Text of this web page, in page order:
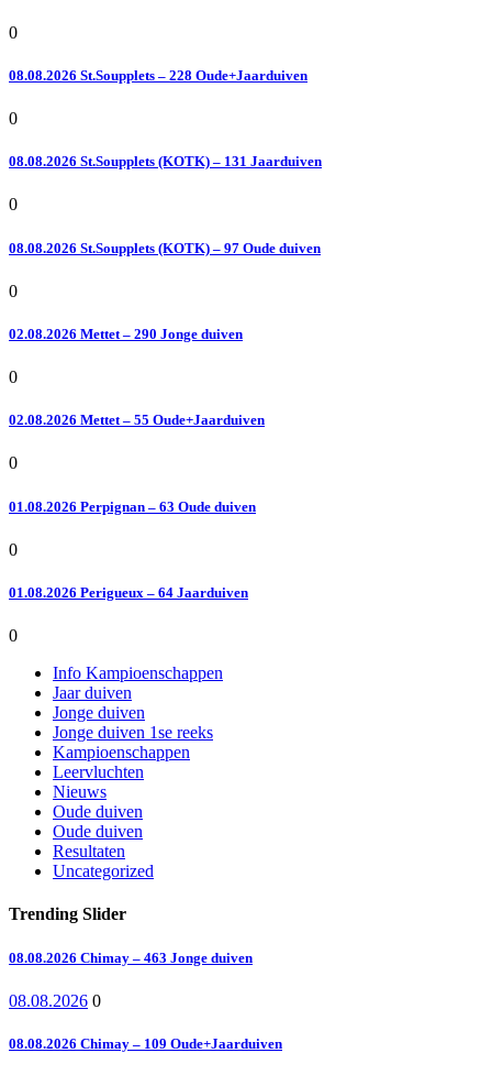
0
08.08.2026 St.Soupplets – 228 Oude+Jaarduiven
0
08.08.2026 St.Soupplets (KOTK) – 131 Jaarduiven
0
08.08.2026 St.Soupplets (KOTK) – 97 Oude duiven
0
02.08.2026 Mettet – 290 Jonge duiven
0
02.08.2026 Mettet – 55 Oude+Jaarduiven
0
01.08.2026 Perpignan – 63 Oude duiven
0
01.08.2026 Perigueux – 64 Jaarduiven
0
Info Kampioenschappen
Jaar duiven
Jonge duiven
Jonge duiven 1se reeks
Kampioenschappen
Leervluchten
Nieuws
Oude duiven
Oude duiven
Resultaten
Uncategorized
Trending Slider
08.08.2026 Chimay – 463 Jonge duiven
08.08.2026 0
08.08.2026 Chimay – 109 Oude+Jaarduiven